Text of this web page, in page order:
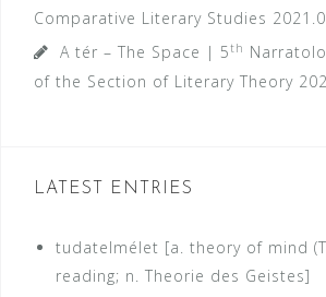
Comparative Literary Studies
A tér – The Space | 5th
of the Section of Literary Theory
LATEST ENTRIES
tudatelmélet [a. theory of mind
reading; n. Theorie des Geistes]